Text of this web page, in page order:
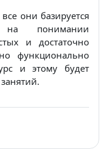
они базируется
понимании
и достаточно
функционально
и этому будет